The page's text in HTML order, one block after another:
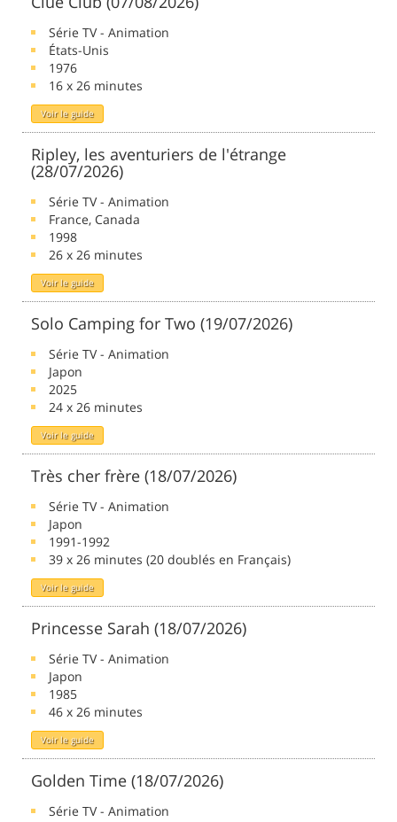
Série TV - Animation
États-Unis
1976
16 x 26 minutes
Voir le guide
Ripley, les aventuriers de l'étrange
(28/07/2026)
Série TV - Animation
France, Canada
1998
26 x 26 minutes
Voir le guide
Solo Camping for Two (19/07/2026)
Série TV - Animation
Japon
2025
24 x 26 minutes
Voir le guide
Très cher frère (18/07/2026)
Série TV - Animation
Japon
1991-1992
39 x 26 minutes (20 doublés en Français)
Voir le guide
Princesse Sarah (18/07/2026)
Série TV - Animation
Japon
1985
46 x 26 minutes
Voir le guide
Golden Time (18/07/2026)
Série TV - Animation